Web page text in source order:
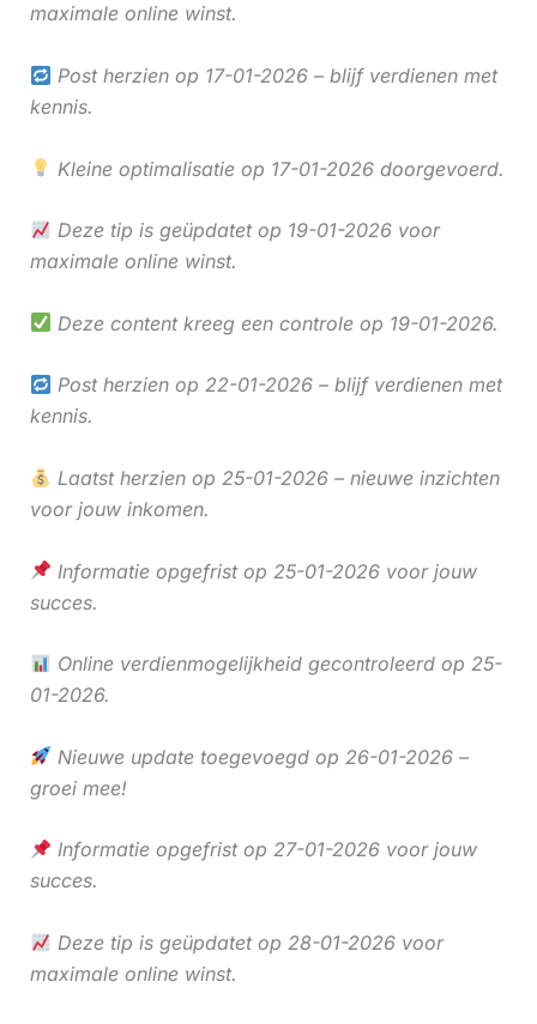
maximale online winst.
Post herzien op 17-01-2026 – blijf verdienen met
kennis.
Kleine optimalisatie op 17-01-2026 doorgevoerd.
Deze tip is geüpdatet op 19-01-2026 voor
maximale online winst.
Deze content kreeg een controle op 19-01-2026.
Post herzien op 22-01-2026 – blijf verdienen met
kennis.
Laatst herzien op 25-01-2026 – nieuwe inzichten
voor jouw inkomen.
Informatie opgefrist op 25-01-2026 voor jouw
succes.
Online verdienmogelijkheid gecontroleerd op 25-
01-2026.
Nieuwe update toegevoegd op 26-01-2026 –
groei mee!
Informatie opgefrist op 27-01-2026 voor jouw
succes.
Deze tip is geüpdatet op 28-01-2026 voor
maximale online winst.